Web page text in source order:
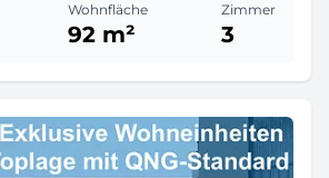
Wohnfläche
92 m²
Zimmer
3